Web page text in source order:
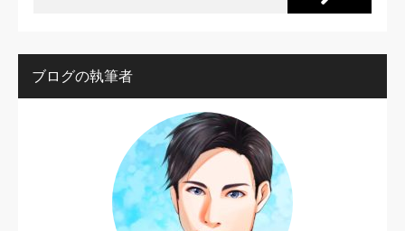
ブログの執筆者